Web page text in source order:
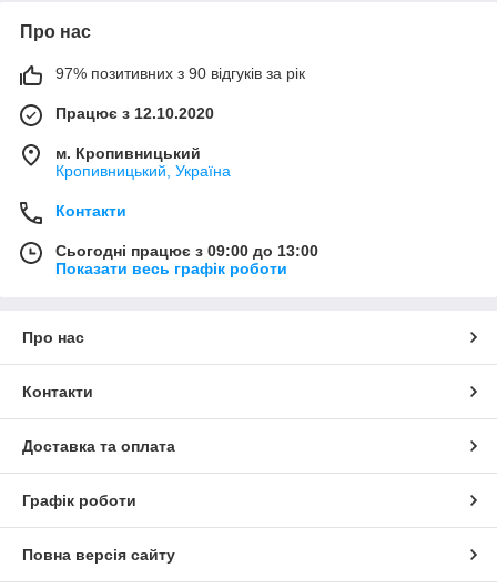
Про нас
97% позитивних з 90 відгуків за рік
Працює з 12.10.2020
м. Кропивницький
Кропивницький, Україна
Контакти
Сьогодні працює з 09:00 до 13:00
Показати весь графік роботи
Про нас
Контакти
Доставка та оплата
Графік роботи
Повна версія сайту